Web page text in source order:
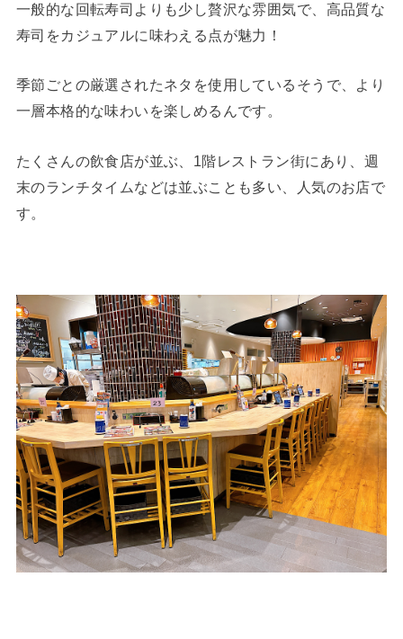
一般的な回転寿司よりも少し贅沢な雰囲気で、高品質な
寿司をカジュアルに味わえる点が魅力！
季節ごとの厳選されたネタを使用しているそうで、より
一層本格的な味わいを楽しめるんです。
たくさんの飲食店が並ぶ、1階レストラン街にあり、週
末のランチタイムなどは並ぶことも多い、人気のお店で
す。